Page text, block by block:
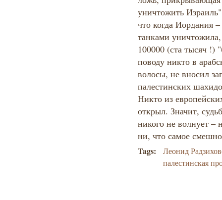
уничтожить
что когда Иордания
танками уничтожила,
100000 (ста тысяч !)
поводу никто в
волосы, не вносил
палестинских
Никто из
открыл. Значит,
никого не волнует –
ни, что самое
Tags:
Леонид
палестинская